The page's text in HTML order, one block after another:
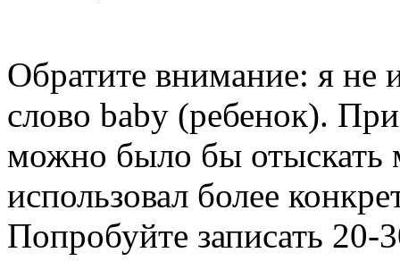
Обратите внимание: я не
слово baby (ребенок).
можно было бы отыскать
использовал более
Попробуйте записать